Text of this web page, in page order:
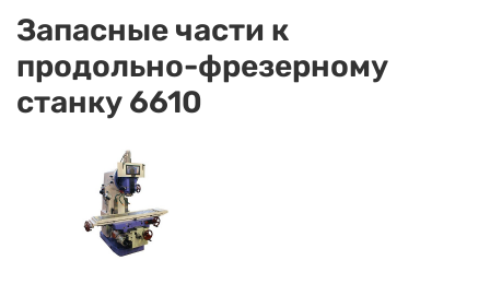
Запасные части к
продольно-фрезерному
станку 6610